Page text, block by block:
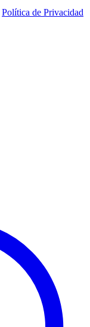
Política de Privacidad